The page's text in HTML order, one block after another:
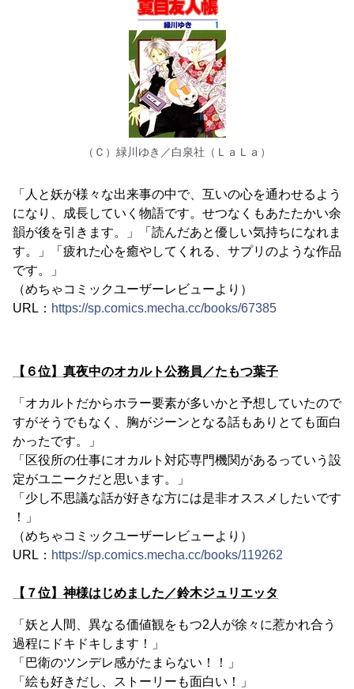
（Ｃ）緑川ゆき／白泉社（ＬａＬａ）
「人と妖が様々な出来事の中で、互いの心を通わせるよう
になり、成長していく物語です。せつなくもあたたかい余
韻が後を引きます。」「読んだあと優しい気持ちになれま
す。」「疲れた心を癒やしてくれる、サプリのような作品
です。」
（めちゃコミックユーザーレビューより）
URL： https://sp.comics.mecha.cc/books/67385
【６位】真夜中のオカルト公務員／たもつ葉子
「オカルトだからホラー要素が多いかと予想していたので
すがそうでもなく、胸がジーンとなる話もありとても面白
かったです。」
「区役所の仕事にオカルト対応専門機関があるっていう設
定がユニークだと思います。」
「少し不思議な話が好きな方には是非オススメしたいです
！」
（めちゃコミックユーザーレビューより）
URL： https://sp.comics.mecha.cc/books/119262
【７位】神様はじめました／鈴木ジュリエッタ
「妖と人間、異なる価値観をもつ2人が徐々に惹かれ合う
過程にドキドキします！」
「巴衛のツンデレ感がたまらない！！」
「絵も好きだし、ストーリーも面白い！」